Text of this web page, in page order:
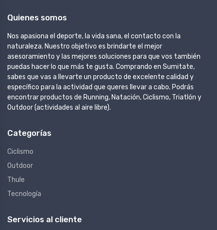
Quienes somos
Nos apasiona el deporte, la vida sana, el contacto con la
naturaleza. Nuestro objetivo es brindarte el mejor
asesoramiento y las mejores soluciones para que vos también
puedas hacer lo que más te gusta. Comprando en Sumitate,
sabes que vas a llevarte un producto de excelente calidad y
específico para la actividad que queres llevar a cabo. Podrás
encontrar productos de Running, Natación, Ciclismo, Triatlón y
Outdoor (actividades al aire libre).
Categorías
Ciclismo
Outdoor
Thule
Tecnología
Servicios al cliente